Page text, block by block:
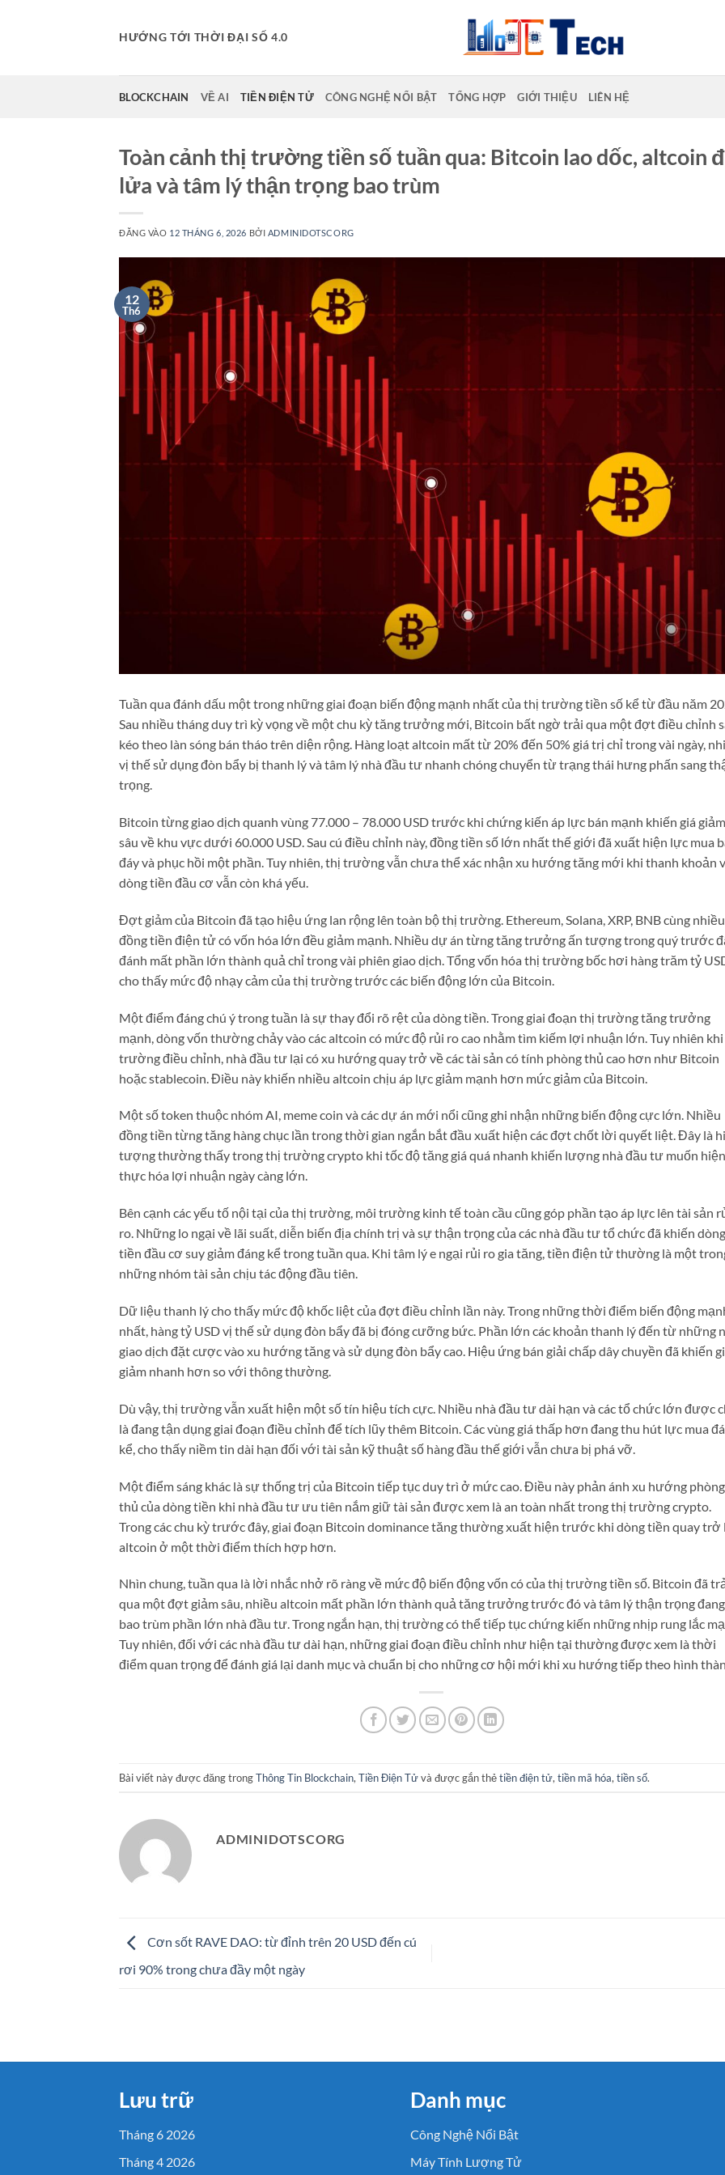
HƯỚNG TỚI THỜI ĐẠI SỐ 4.0
BLOCKCHAIN VỀ AI TIỀN ĐIỆN TỬ CÔNG NGHỆ NỔI BẬT TỔNG HỢP GIỚI THIỆU LIÊN HỆ
Toàn cảnh thị trường tiền số tuần qua: Bitcoin lao dốc, altcoin
lửa và tâm lý thận trọng bao trùm
ĐĂNG VÀO 12 THÁNG 6, 2026 BỞI ADMINIDOTSCORG
12
Th6
Tuần qua đánh dấu một trong những giai đoạn biến động mạnh nhất của thị trường tiền số kể từ đầu năm
Sau nhiều tháng duy trì kỳ vọng về một chu kỳ tăng trưởng mới, Bitcoin bất ngờ trải qua một đợt điều chỉnh
kéo theo làn sóng bán tháo trên diện rộng. Hàng loạt altcoin mất từ 20% đến 50% giá trị chỉ trong vài ngày,
vị thế sử dụng đòn bẩy bị thanh lý và tâm lý nhà đầu tư nhanh chóng chuyển từ trạng thái hưng phấn sang
trọng.
Bitcoin từng giao dịch quanh vùng 77.000 – 78.000 USD trước khi chứng kiến áp lực bán mạnh khiến giá giảm
sâu về khu vực dưới 60.000 USD. Sau cú điều chỉnh này, đồng tiền số lớn nhất thế giới đã xuất hiện lực mua
đáy và phục hồi một phần. Tuy nhiên, thị trường vẫn chưa thể xác nhận xu hướng tăng mới khi thanh khoản
dòng tiền đầu cơ vẫn còn khá yếu.
Đợt giảm của Bitcoin đã tạo hiệu ứng lan rộng lên toàn bộ thị trường. Ethereum, Solana, XRP, BNB cùng nhiều
đồng tiền điện tử có vốn hóa lớn đều giảm mạnh. Nhiều dự án từng tăng trưởng ấn tượng trong quý trước
đánh mất phần lớn thành quả chỉ trong vài phiên giao dịch. Tổng vốn hóa thị trường bốc hơi hàng trăm tỷ
cho thấy mức độ nhạy cảm của thị trường trước các biến động lớn của Bitcoin.
Một điểm đáng chú ý trong tuần là sự thay đổi rõ rệt của dòng tiền. Trong giai đoạn thị trường tăng trưởng
mạnh, dòng vốn thường chảy vào các altcoin có mức độ rủi ro cao nhằm tìm kiếm lợi nhuận lớn. Tuy nhiên
trường điều chỉnh, nhà đầu tư lại có xu hướng quay trở về các tài sản có tính phòng thủ cao hơn như Bitcoin
hoặc stablecoin. Điều này khiến nhiều altcoin chịu áp lực giảm mạnh hơn mức giảm của Bitcoin.
Một số token thuộc nhóm AI, meme coin và các dự án mới nổi cũng ghi nhận những biến động cực lớn. Nhiều
đồng tiền từng tăng hàng chục lần trong thời gian ngắn bắt đầu xuất hiện các đợt chốt lời quyết liệt. Đây là
tượng thường thấy trong thị trường crypto khi tốc độ tăng giá quá nhanh khiến lượng nhà đầu tư muốn hiện
thực hóa lợi nhuận ngày càng lớn.
Bên cạnh các yếu tố nội tại của thị trường, môi trường kinh tế toàn cầu cũng góp phần tạo áp lực lên tài sản
ro. Những lo ngại về lãi suất, diễn biến địa chính trị và sự thận trọng của các nhà đầu tư tổ chức đã khiến dòng
tiền đầu cơ suy giảm đáng kể trong tuần qua. Khi tâm lý e ngại rủi ro gia tăng, tiền điện tử thường là một
những nhóm tài sản chịu tác động đầu tiên.
Dữ liệu thanh lý cho thấy mức độ khốc liệt của đợt điều chỉnh lần này. Trong những thời điểm biến động
nhất, hàng tỷ USD vị thế sử dụng đòn bẩy đã bị đóng cưỡng bức. Phần lớn các khoản thanh lý đến từ những
giao dịch đặt cược vào xu hướng tăng và sử dụng đòn bẩy cao. Hiệu ứng bán giải chấp dây chuyền đã khiến
giảm nhanh hơn so với thông thường.
Dù vậy, thị trường vẫn xuất hiện một số tín hiệu tích cực. Nhiều nhà đầu tư dài hạn và các tổ chức lớn được
là đang tận dụng giai đoạn điều chỉnh để tích lũy thêm Bitcoin. Các vùng giá thấp hơn đang thu hút lực mua
kể, cho thấy niềm tin dài hạn đối với tài sản kỹ thuật số hàng đầu thế giới vẫn chưa bị phá vỡ.
Một điểm sáng khác là sự thống trị của Bitcoin tiếp tục duy trì ở mức cao. Điều này phản ánh xu hướng phòng
thủ của dòng tiền khi nhà đầu tư ưu tiên nắm giữ tài sản được xem là an toàn nhất trong thị trường crypto.
Trong các chu kỳ trước đây, giai đoạn Bitcoin dominance tăng thường xuất hiện trước khi dòng tiền quay trở
altcoin ở một thời điểm thích hợp hơn.
Nhìn chung, tuần qua là lời nhắc nhở rõ ràng về mức độ biến động vốn có của thị trường tiền số. Bitcoin đã
qua một đợt giảm sâu, nhiều altcoin mất phần lớn thành quả tăng trưởng trước đó và tâm lý thận trọng đang
bao trùm phần lớn nhà đầu tư. Trong ngắn hạn, thị trường có thể tiếp tục chứng kiến những nhịp rung lắc
Tuy nhiên, đối với các nhà đầu tư dài hạn, những giai đoạn điều chỉnh như hiện tại thường được xem là thời
điểm quan trọng để đánh giá lại danh mục và chuẩn bị cho những cơ hội mới khi xu hướng tiếp theo hình
Bài viết này được đăng trongThông Tin Blockchain, Tiền Điện Tửvà được gắn thẻtiền điện tử, tiền mã hóa, tiền số.
ADMINIDOTSCORG
Cơn sốt RAVE DAO: từ đỉnh trên 20 USD đến cú
rơi 90% trong chưa đầy một ngày
Lưu trữ
Tháng 6 2026
Tháng 4 2026
Danh mục
Công Nghệ Nổi Bật
Máy Tính Lượng Tử